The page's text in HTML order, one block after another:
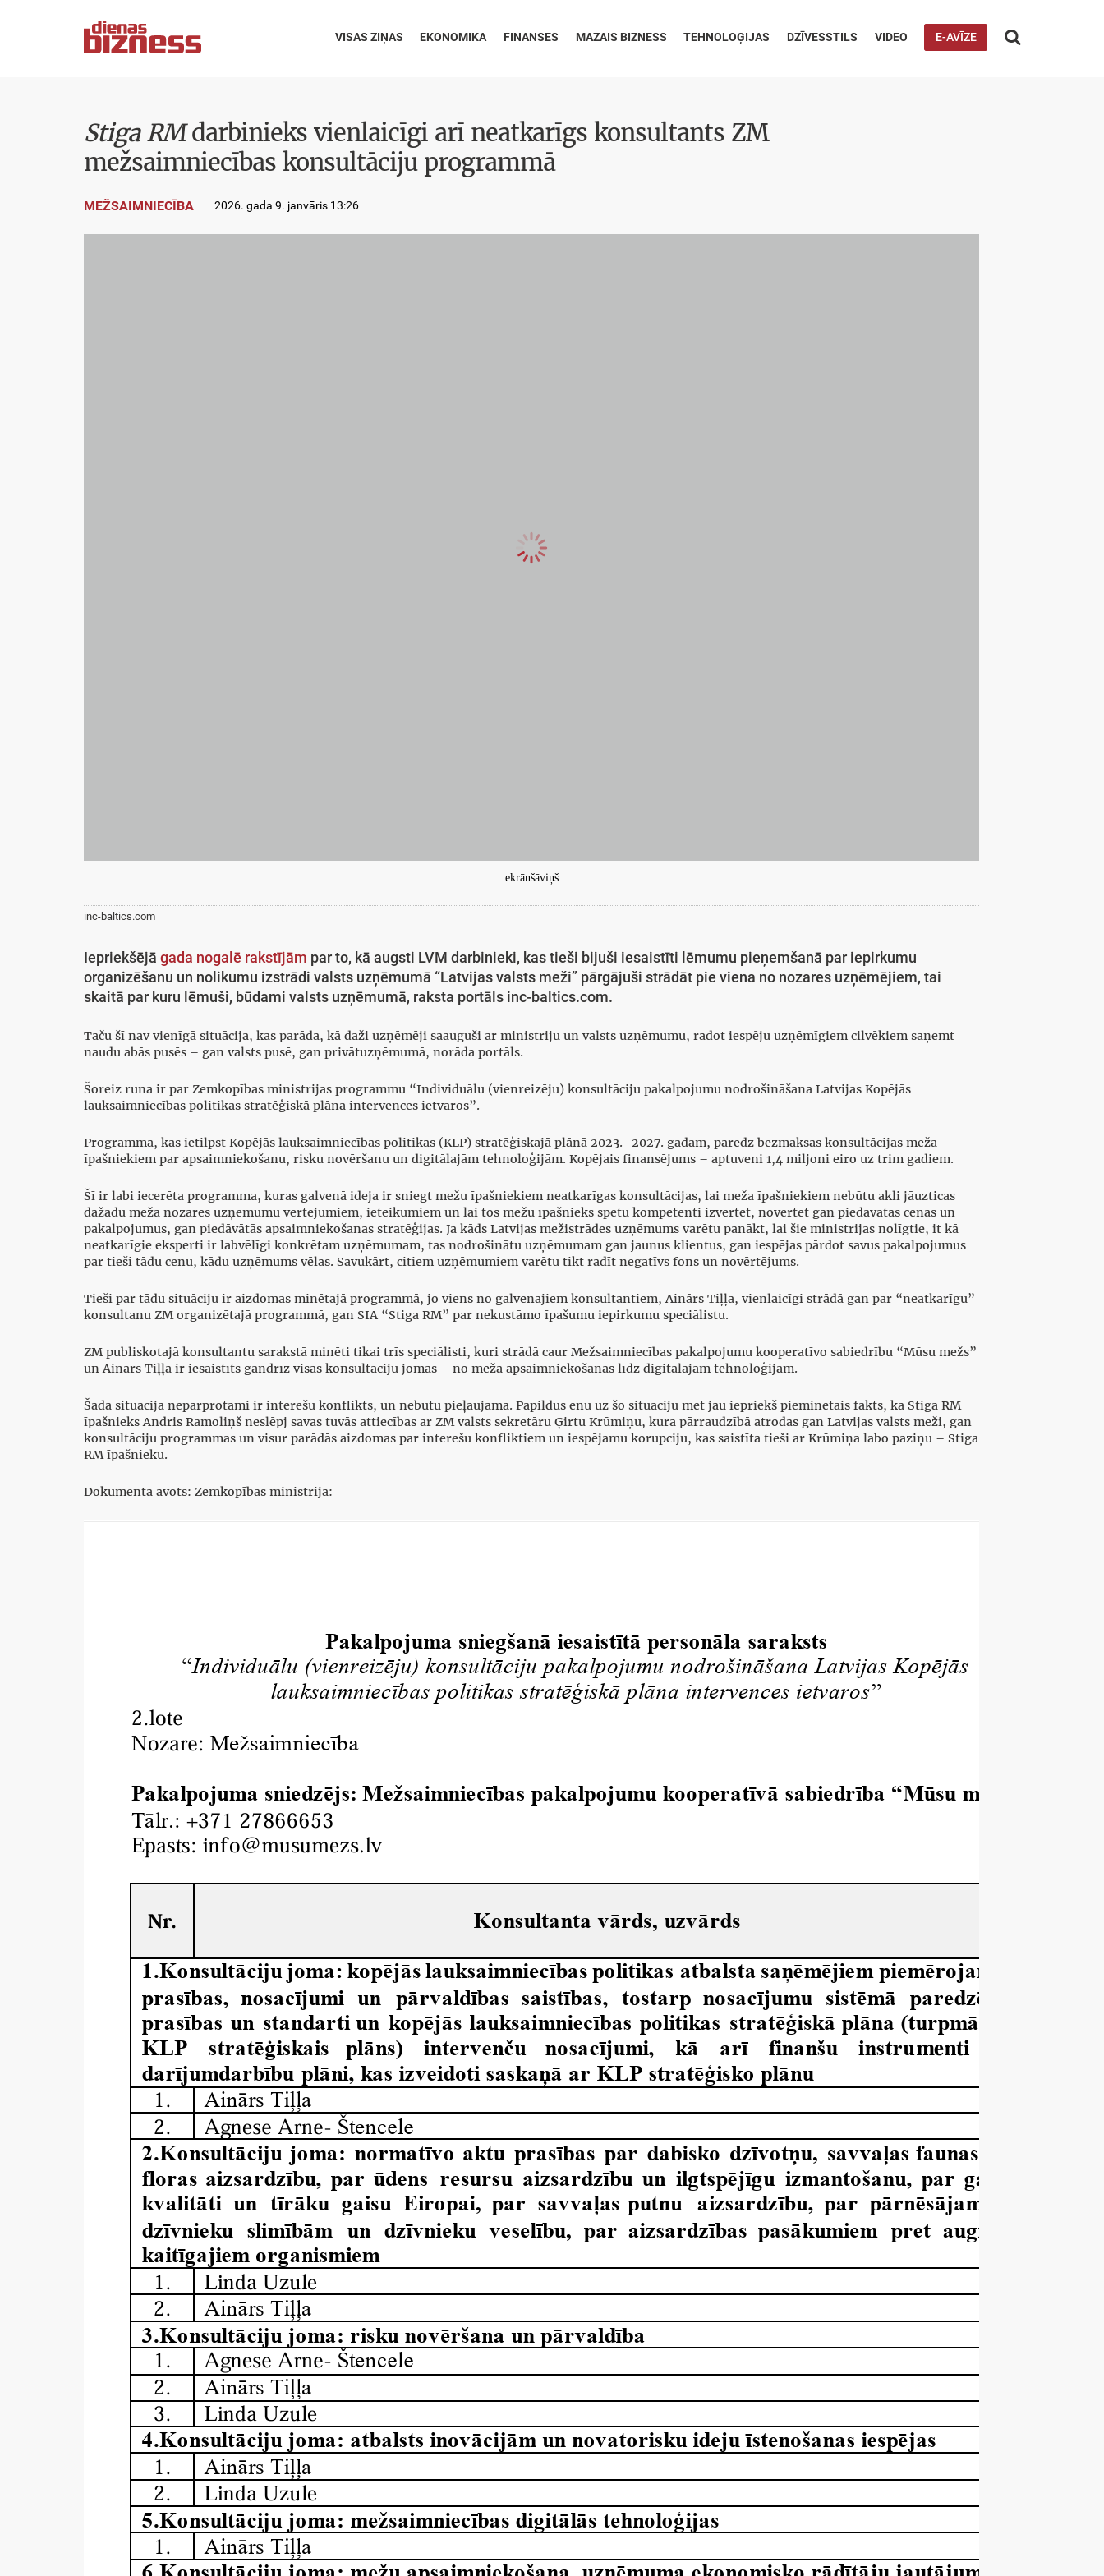
VISAS ZIŅAS EKONOMIKA FINANSES MAZAIS BIZNESS TEHNOLOĢIJAS DZĪVESSTILS VIDEO E-AVĪZE 
Stiga RMdarbinieks vienlaicīgi arī neatkarīgs konsultants ZM
mežsaimniecības konsultāciju programmā
MEŽSAIMNIECĪBA 2026. gada 9. janvāris 13:26
ekrānšāviņš
inc-baltics.com
Iepriekšējā gada nogalē rakstījām par to, kā augsti LVM darbinieki, kas tieši bijuši iesaistīti lēmumu pieņemšanā par iepirkumu
organizēšanu un nolikumu izstrādi valsts uzņēmumā “Latvijas valsts meži” pārgājuši strādāt pie viena no nozares uzņēmējiem, tai
skaitā par kuru lēmuši, būdami valsts uzņēmumā, raksta portāls inc-baltics.com.
Taču šī nav vienīgā situācija, kas parāda, kā daži uzņēmēji saauguši ar ministriju un valsts uzņēmumu, radot iespēju uzņēmīgiem cilvēkiem saņemt
naudu abās pusēs – gan valsts pusē, gan privātuzņēmumā, norāda portāls.
Šoreiz runa ir par Zemkopības ministrijas programmu “Individuālu (vienreizēju) konsultāciju pakalpojumu nodrošināšana Latvijas Kopējās
lauksaimniecības politikas stratēģiskā plāna intervences ietvaros”.
Programma, kas ietilpst Kopējās lauksaimniecības politikas (KLP) stratēģiskajā plānā 2023.–2027. gadam, paredz bezmaksas konsultācijas meža
īpašniekiem par apsaimniekošanu, risku novēršanu un digitālajām tehnoloģijām. Kopējais finansējums – aptuveni 1,4 miljoni eiro uz trim gadiem.
Šī ir labi iecerēta programma, kuras galvenā ideja ir sniegt mežu īpašniekiem neatkarīgas konsultācijas, lai meža īpašniekiem nebūtu akli jāuzticas
dažādu meža nozares uzņēmumu vērtējumiem, ieteikumiem un lai tos mežu īpašnieks spētu kompetenti izvērtēt, novērtēt gan piedāvātās cenas un
pakalpojumus, gan piedāvātās apsaimniekošanas stratēģijas. Ja kāds Latvijas mežistrādes uzņēmums varētu panākt, lai šie ministrijas nolīgtie, it kā
neatkarīgie eksperti ir labvēlīgi konkrētam uzņēmumam, tas nodrošinātu uzņēmumam gan jaunus klientus, gan iespējas pārdot savus pakalpojumus
par tieši tādu cenu, kādu uzņēmums vēlas. Savukārt, citiem uzņēmumiem varētu tikt radīt negatīvs fons un novērtējums.
Tieši par tādu situāciju ir aizdomas minētajā programmā, jo viens no galvenajiem konsultantiem, Ainārs Tiļļa, vienlaicīgi strādā gan par “neatkarīgu”
konsultanu ZM organizētajā programmā, gan SIA “Stiga RM” par nekustāmo īpašumu iepirkumu speciālistu.
ZM publiskotajā konsultantu sarakstā minēti tikai trīs speciālisti, kuri strādā caur Mežsaimniecības pakalpojumu kooperatīvo sabiedrību “Mūsu mežs”
un Ainārs Tiļļa ir iesaistīts gandrīz visās konsultāciju jomās – no meža apsaimniekošanas līdz digitālajām tehnoloģijām.
Šāda situācija nepārprotami ir interešu konflikts, un nebūtu pieļaujama. Papildus ēnu uz šo situāciju met jau iepriekš pieminētais fakts, ka Stiga RM
īpašnieks Andris Ramoliņš neslēpj savas tuvās attiecības ar ZM valsts sekretāru Ģirtu Krūmiņu, kura pārraudzībā atrodas gan Latvijas valsts meži, gan
konsultāciju programmas un visur parādās aizdomas par interešu konfliktiem un iespējamu korupciju, kas saistīta tieši ar Krūmiņa labo paziņu – Stiga
RM īpašnieku.
Dokumenta avots: Zemkopības ministrija: